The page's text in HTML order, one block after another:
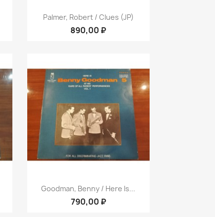
Быстрый просмотр
Palmer, Robert / Clues (JP)
890,00 ₽
Быстрый просмотр
Goodman, Benny / Here Is...
790,00 ₽